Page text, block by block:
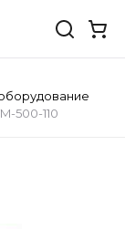
500-110